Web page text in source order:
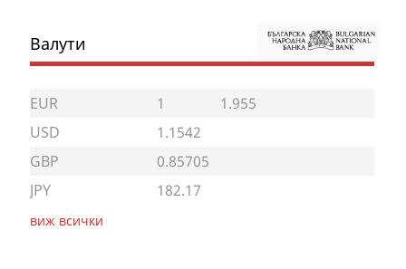
Валути
EUR 1
1.955
USD
1.1542
GBP
0.85705
JPY
182.17
виж всички